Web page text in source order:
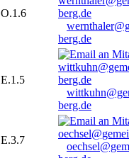
O.1.6
berg.de
E.1.5
berg.de
E.3.7